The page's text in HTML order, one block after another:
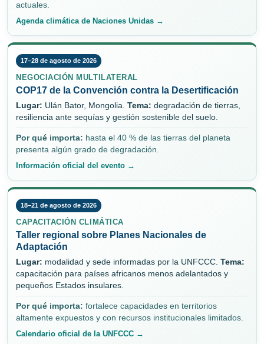
actuales.
Agenda climática de Naciones Unidas →
17–28 de agosto de 2026
NEGOCIACIÓN MULTILATERAL
COP17 de la Convención contra la Desertificación
Lugar: Ulán Bator, Mongolia. Tema: degradación de tierras,
resiliencia ante sequías y gestión sostenible del suelo.
Por qué importa: hasta el 40 % de las tierras del planeta
presenta algún grado de degradación.
Información oficial del evento →
18–21 de agosto de 2026
CAPACITACIÓN CLIMÁTICA
Taller regional sobre Planes Nacionales de
Adaptación
Lugar: modalidad y sede informadas por la UNFCCC. Tema:
capacitación para países africanos menos adelantados y
pequeños Estados insulares.
Por qué importa: fortalece capacidades en territorios
altamente expuestos y con recursos institucionales limitados.
Calendario oficial de la UNFCCC →